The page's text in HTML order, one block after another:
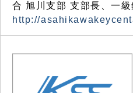
合 旭川支部 支部長、一
http://